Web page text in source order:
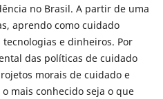
no Brasil. A partir de uma
aprendo como cuidado
e dinheiros. Por
das políticas de cuidado
morais de cuidado e
mais conhecido seja o que